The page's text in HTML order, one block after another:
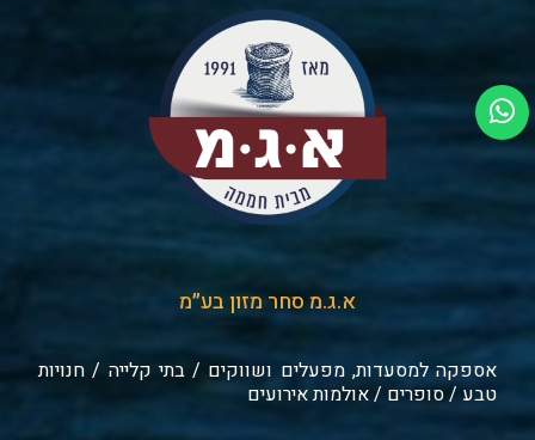
א.ג.מ סחר מזון בע״מ
אספקה למסעדות, מפעלים ושווקים / בתי קלייה / חנויות
טבע / סופרים / אולמות אירועים